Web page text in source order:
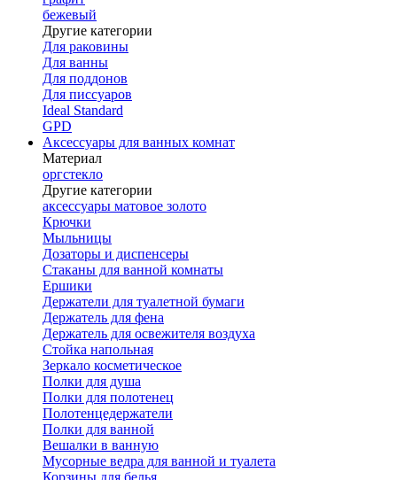
бежевый
Другие категории
Для раковины
Для ванны
Для поддонов
Для писсуаров
Ideal Standard
GPD
Аксессуары для ванных комнат
Материал
оргстекло
Другие категории
аксессуары матовое золото
Крючки
Мыльницы
Дозаторы и диспенсеры
Стаканы для ванной комнаты
Ершики
Держатели для туалетной бумаги
Держатель для фена
Держатель для освежителя воздуха
Стойка напольная
Зеркало косметическое
Полки для душа
Полки для полотенец
Полотенцедержатели
Полки для ванной
Вешалки в ванную
Мусорные ведра для ванной и туалета
Корзины для белья